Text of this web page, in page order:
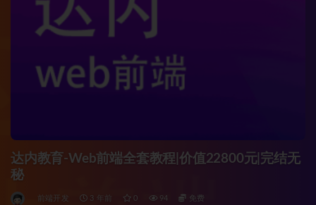
达内教育-Web前端全套教程|价值22800元|完结无
秘
前端开发 3 年前 0 94 免费